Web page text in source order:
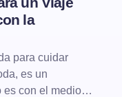
la
para cuidar
es un
es con el medio…